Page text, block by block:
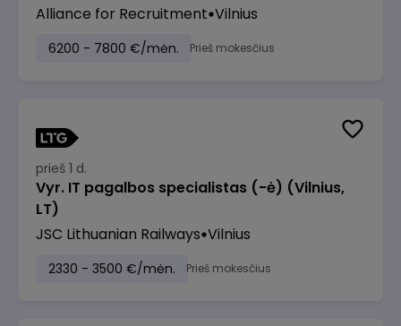
Alliance for Recruitment Vilnius
6200 - 7800 €/mėn. Prieš mokesčius
prieš 1 d.
Vyr. IT pagalbos specialistas (-ė) (Vilnius,
LT)
JSC Lithuanian Railways Vilnius
2330 - 3500 €/mėn. Prieš mokesčius